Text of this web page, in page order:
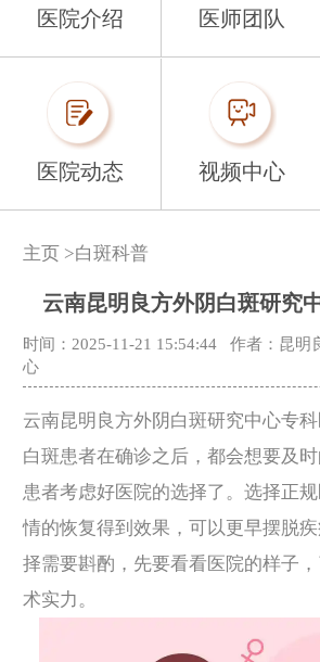
医院介绍 医师团队
医院动态 视频中心
主页 >白斑科普
云南昆明良方外阴白斑研究
时间：2025-11-21 15:54:44
作者：昆明
心
云南昆明良方外阴白斑研究中心专
白斑患者在确诊之后，都会想要及
患者考虑好医院的选择了。选择正
情的恢复得到效果，可以更早摆脱
择需要斟酌，先要看看医院的样子
术实力。